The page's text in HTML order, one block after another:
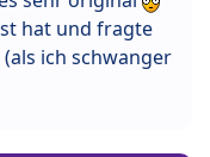
hat und fragte
ich schwanger